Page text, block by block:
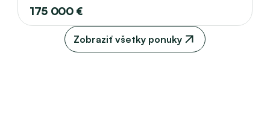
175 000 €
Zobraziť všetky ponuky